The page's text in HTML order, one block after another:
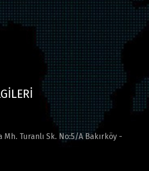
Turanlı Sk. No:5/A Bakırköy -